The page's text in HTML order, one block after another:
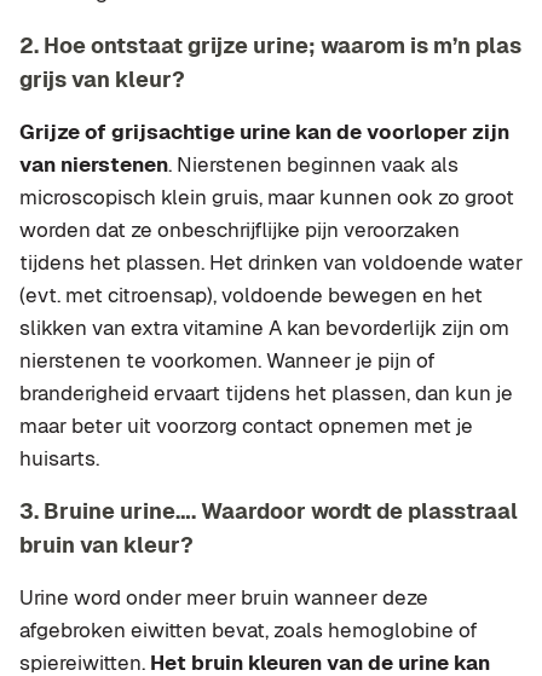
2. Hoe ontstaat grijze urine; waarom is m’n plas
grijs van kleur?
Grijze of grijsachtige urine kan de voorloper zijn
van nierstenen. Nierstenen beginnen vaak als
microscopisch klein gruis, maar kunnen ook zo groot
worden dat ze onbeschrijflijke pijn veroorzaken
tijdens het plassen. Het drinken van voldoende water
(evt. met citroensap), voldoende bewegen en het
slikken van extra vitamine A kan bevorderlijk zijn om
nierstenen te voorkomen. Wanneer je pijn of
branderigheid ervaart tijdens het plassen, dan kun je
maar beter uit voorzorg contact opnemen met je
huisarts.
3. Bruine urine…. Waardoor wordt de plasstraal
bruin van kleur?
Urine word onder meer bruin wanneer deze
afgebroken eiwitten bevat, zoals hemoglobine of
spiereiwitten. Het bruin kleuren van de urine kan